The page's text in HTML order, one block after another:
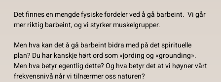
Det finnes en mengde fysiske fordeler ved å gå barbeint. Vi går
mer riktig barbeint, og vi styrker muskelgrupper.
Men hva kan det å gå barbeint bidra med på det spirituelle
plan? Du har kanskje hørt ord som «jording og «grounding».
Men hva betyr egentlig dette? Og hva betyr det at vi høyner vårt
frekvensnivå når vi tilnærmer oss naturen?